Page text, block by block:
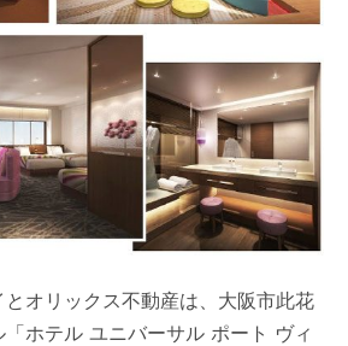
オリックス不動産は、大阪市此花
ホテル ユニバーサル ポート ヴィ